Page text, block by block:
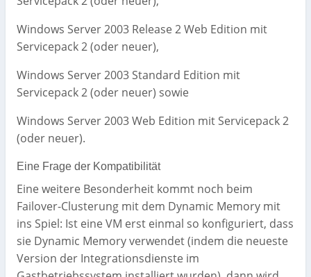
Windows Server 2003 Release 2 Web Edition mit
Servicepack 2 (oder neuer),
Windows Server 2003 Standard Edition mit
Servicepack 2 (oder neuer) sowie
Windows Server 2003 Web Edition mit Servicepack 2
(oder neuer).
Eine Frage der Kompatibilität
Eine weitere Besonderheit kommt noch beim
Failover-Clusterung mit dem Dynamic Memory mit
ins Spiel: Ist eine VM erst einmal so konfiguriert, dass
sie Dynamic Memory verwendet (indem die neueste
Version der Integrationsdienste im